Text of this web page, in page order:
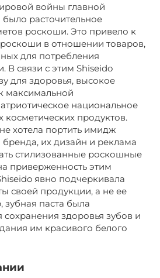
войны главной
расточительное
роскоши. Это привело к
в отношении товаров,
для потребления
В связи с этим Shiseido
для здоровья, высокое
максимальной
национальное
косметических продуктов.
хотела портить имидж
их дизайн и реклама
стилизованные роскошные
приверженность этим
явно подчеркивала
своей продукции, а не ее
паста была
здоровья зубов и
им красивого белого